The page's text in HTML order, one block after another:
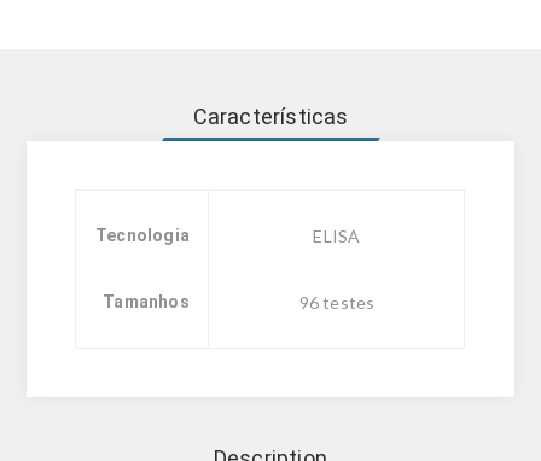
Características
Tecnologia ELISA
Tamanhos 96 testes